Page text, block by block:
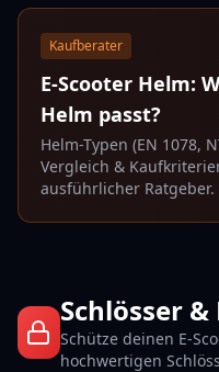
Kaufberater
E-Scooter Helm:
Helm passt?
Helm-Typen (EN 1078,
Vergleich &
ausführlicher Ratgeber.
Schlösser
Schütze deinen E-
hochwertigen